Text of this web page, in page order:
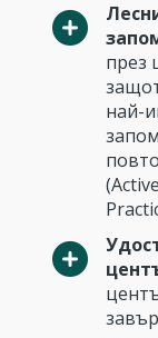
през
най-